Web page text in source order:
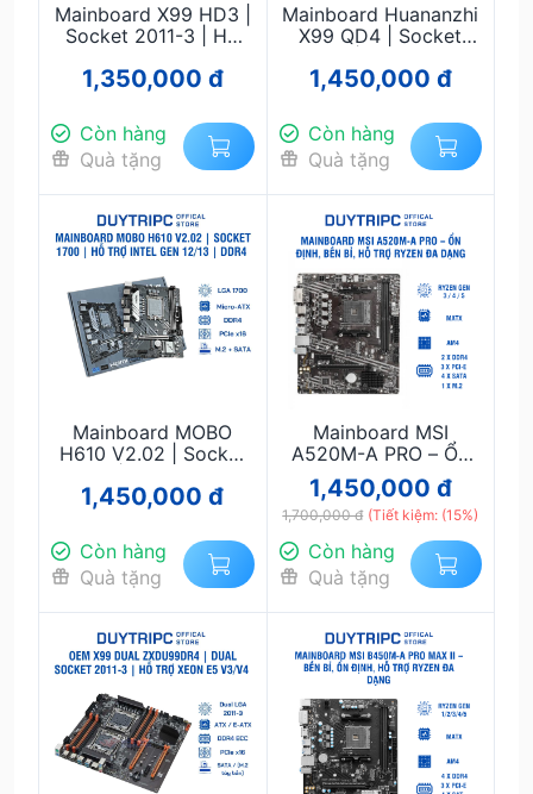
Mainboard X99 HD3 |
Socket 2011-3 | Hỗ
V3/V4 | DDR4 ECC |
Gaming & Workstation
Giá Rẻ
1,350,000 đ
Còn hàng
Quà tặng
Mainboard Huananzhi
X99 QD4 | Socket
Xeon E5 V3/V4 |
DDR4 ECC | Gaming
& Workstation Giá Rẻ
1,450,000 đ
Còn hàng
Quà tặng
Mainboard MOBO
H610 V2.02 | Socket
Gen 12/13 | DDR4 |
Ổn Định
1,450,000 đ
Còn hàng
Quà tặng
Mainboard MSI
A520M-A PRO – Ổn
định, bền bỉ, hỗ trợ
Ryzen đa dạng
1,450,000 đ
1,700,000 đ (Tiết kiệm: (15%)
Còn hàng
Quà tặng